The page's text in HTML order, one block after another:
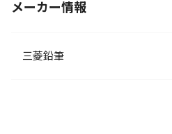
メーカー情報
三菱鉛筆